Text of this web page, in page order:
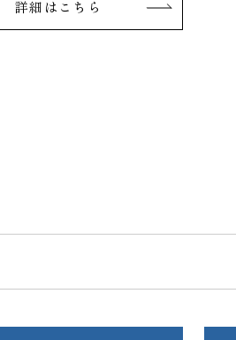
詳細はこちら